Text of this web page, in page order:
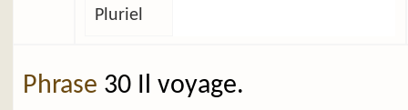
Pluriel
Phrase 30 Il voyage.